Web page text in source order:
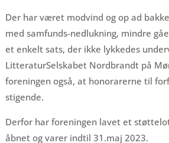
Der har været modvind og op ad
med samfunds-nedlukning, mindre
et enkelt sats, der ikke lykkedes
LitteraturSelskabet Nordbrandt på
foreningen også, at honorarerne til
stigende.
Derfor har foreningen lavet et
åbnet og varer indtil 31.maj 2023.